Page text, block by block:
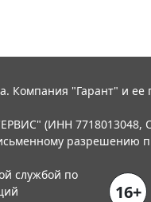
Компания "Гарант" и ее
(ИНН 7718013048,
разрешению
службой по
16+